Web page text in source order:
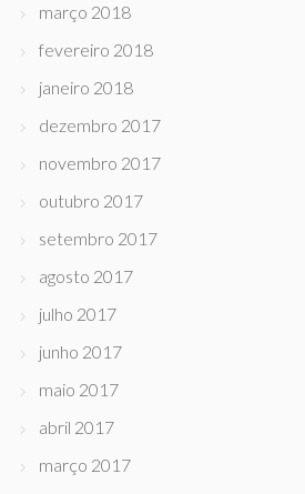
março 2018
fevereiro 2018
janeiro 2018
dezembro 2017
novembro 2017
outubro 2017
setembro 2017
agosto 2017
julho 2017
junho 2017
maio 2017
abril 2017
março 2017